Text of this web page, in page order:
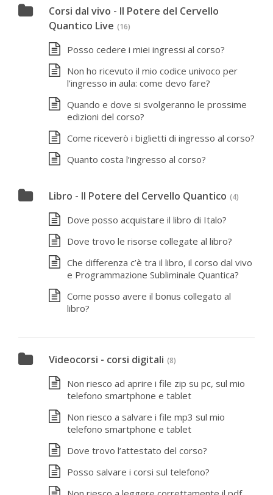
Corsi dal vivo - Il Potere del Cervello
Quantico Live (16)
Posso cedere i miei ingressi al corso?
Non ho ricevuto il mio codice univoco per
l’ingresso in aula: come devo fare?
Quando e dove si svolgeranno le prossime
edizioni del corso?
Come riceverò i biglietti di ingresso al corso?
Quanto costa l’ingresso al corso?
Libro - Il Potere del Cervello Quantico (4)
Dove posso acquistare il libro di Italo?
Dove trovo le risorse collegate al libro?
Che differenza c’è tra il libro, il corso dal vivo
e Programmazione Subliminale Quantica?
Come posso avere il bonus collegato al
libro?
Videocorsi - corsi digitali (8)
Non riesco ad aprire i file zip su pc, sul mio
telefono smartphone e tablet
Non riesco a salvare i file mp3 sul mio
telefono smartphone e tablet
Dove trovo l’attestato del corso?
Posso salvare i corsi sul telefono?